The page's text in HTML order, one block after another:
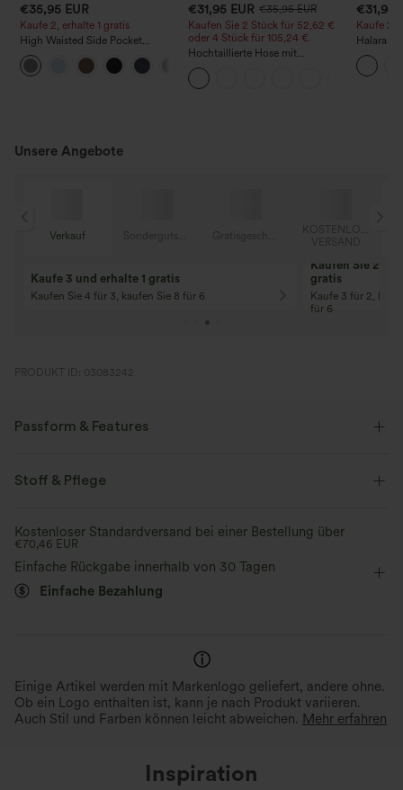
€35,95 EUR
Kaufe 2, erhalte 1 gratis
High Waisted Side Pocket
Straight Leg Work Pants
€31,95 EUR €35,95 EUR
Kaufen Sie 2 Stück für 52,62 €
oder 4 Stück für 105,24 €.
Hochtaillierte Hose mit
Kordelzug und Taschen, weitem
Bein, lässig und locker in
Leinenoptik
€31,95
Kaufe 2,
Halara
Unsere Angebote
Verkauf
Kaufe 3 und erhalte 1 gratis
Kaufen Sie 4 für 3, kaufen Sie 8 für 6
Kaufen Sie 2
gratis
Kaufe 3 für 2,
für 6
PRODUKT ID: 03083242
Passform & Features
Stoff & Pflege
Kostenloser Standardversand bei einer Bestellung über
€70,46 EUR
Einfache Rückgabe innerhalb von 30 Tagen
Einfache Bezahlung
Einige Artikel werden mit Markenlogo geliefert, andere ohne.
Ob ein Logo enthalten ist, kann je nach Produkt variieren.
Auch Stil und Farben können leicht abweichen. Mehr erfahren
Inspiration